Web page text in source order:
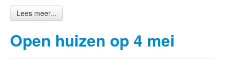
Lees meer...
Open huizen op 4 mei